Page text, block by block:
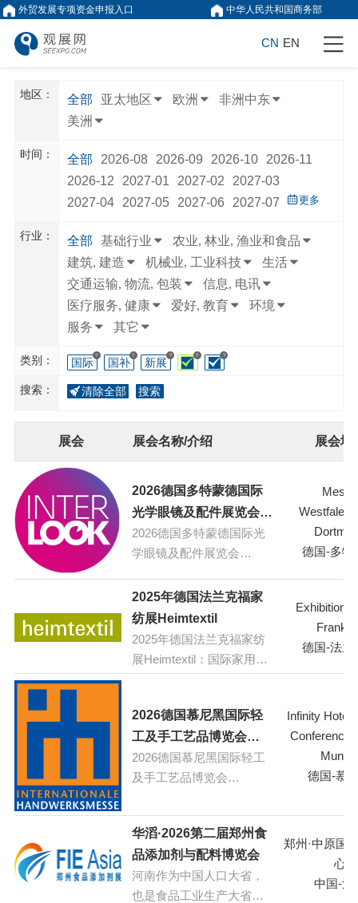
外贸发展专项资金申报入口 中华人民共和国商务部
CN EN
地区： 全部 亚太地区 欧洲
非洲中东
美洲
时间： 全部 2026-08 2026-09 2026-10
2026-11
2026-12
2027-01 2027-02
2027-03
2027-04
2027-05 2027-06 2027-07 更多
行业： 全部 基础行业
农业, 林业, 渔业和食品
建筑, 建造
机械业, 工业科技
生活
交通运输, 物流, 包装
信息, 电讯
医疗服务, 健康
爱好, 教育
环境
服务
其它
类别： 国际
?
国补
?
新展
? ? ?
搜索： 清除全部 搜索
展会 展会名称/介绍 展会地
2026德国多特蒙德国际
光学眼镜及配件展览会
（INTERLOOK）
2026德国多特蒙德国际光
学眼镜及配件展览会
Messe
德国-多特
2025年德国法兰克福家
纺展Heimtextil
2025年德国法兰克福家纺
展Heimtextil：国际家用和
Exhibition
德国-法兰
2026德国慕尼黑国际轻
工及手工艺品博览会
（Internationale
Handwerksmesse）
2026德国慕尼黑国际轻工
及手工艺品博览会
Handwerksmesse）：您
的建筑、改造、翻新博览
会
Infinity Hotel
Conference
德国-慕
华滔·2026第二届郑州食
品添加剂与配料博览会
河南作为中国人口大省，
也是食品工业生产大省。
郑州·中原国
心
中国-河